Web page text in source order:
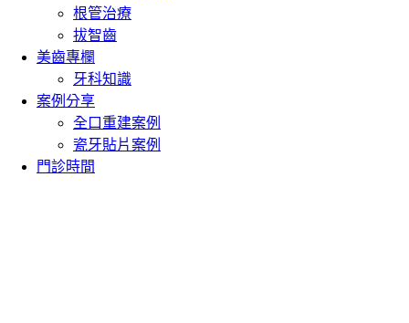
根管治療
拔智齒
美齒專欄
牙科知識
案例分享
全口重建案例
瓷牙貼片案例
門診時間